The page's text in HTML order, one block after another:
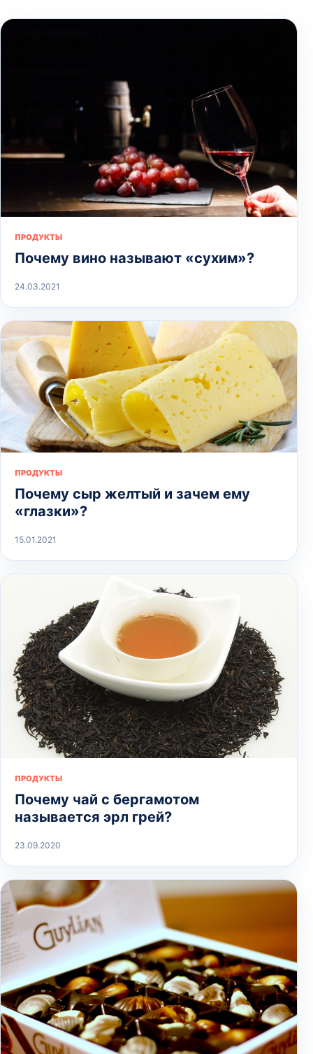
ПРОДУКТЫ
Почему вино называют «сухим»?
24.03.2021
ПРОДУКТЫ
Почему сыр желтый и зачем ему
«глазки»?
15.01.2021
ПРОДУКТЫ
Почему чай с бергамотом
называется эрл грей?
23.09.2020